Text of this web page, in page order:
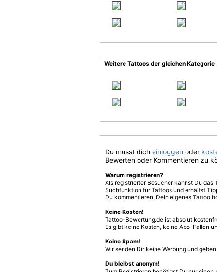
Weitere Tattoos der gleichen Kategorie
Du musst dich einloggen oder
Bewerten oder Kommentieren zu
Warum registrieren?
Als registrierter Besucher kannst Du
Suchfunktion für Tattoos und erhältst
Du kommentieren, Dein eigenes Tattoo
Keine Kosten!
Tattoo-Bewertung.de ist absolut
Es gibt keine Kosten, keine Abo-Fallen
Keine Spam!
Wir senden Dir keine Werbung und
Du bleibst anonym!